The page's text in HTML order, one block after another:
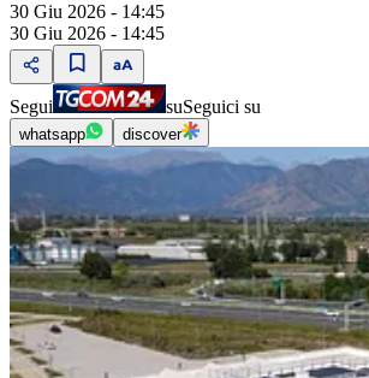
30 Giu 2026 - 14:45
30 Giu 2026 - 14:45
Segui suSeguici su
whatsapp discover